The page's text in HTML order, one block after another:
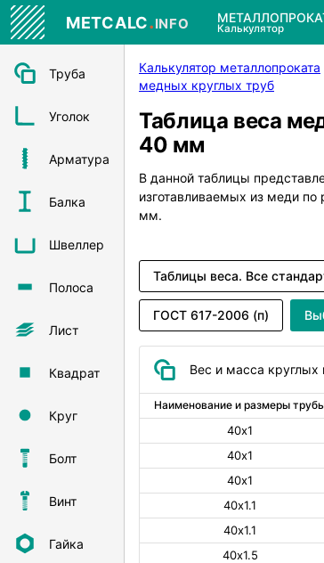
METCALC.INFO Калькулятор
Труба
Уголок
Арматура
Балка
Швеллер
Полоса
Лист
Квадрат
Круг
Болт
Винт
Гайка
Калькулятор металлопроката
медных круглых труб
Таблица веса
40 мм
В данной таблицы
изготавливаемых из меди
мм.
Таблицы веса. Все
ГОСТ 617-2006 (п)
Вес и масса
Наименование и размеры
40х1
40х1
40х1
40х1.1
40х1.1
40х1.5